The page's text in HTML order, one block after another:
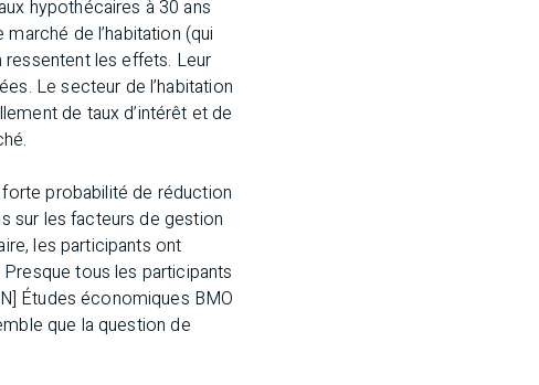
hypothécaires à 30 ans
de l’habitation (qui
les effets. Leur
Le secteur de l’habitation
de taux d’intérêt et de
probabilité de réduction
sur les facteurs de gestion
les participants ont
tous les participants
Études économiques BMO
que la question de